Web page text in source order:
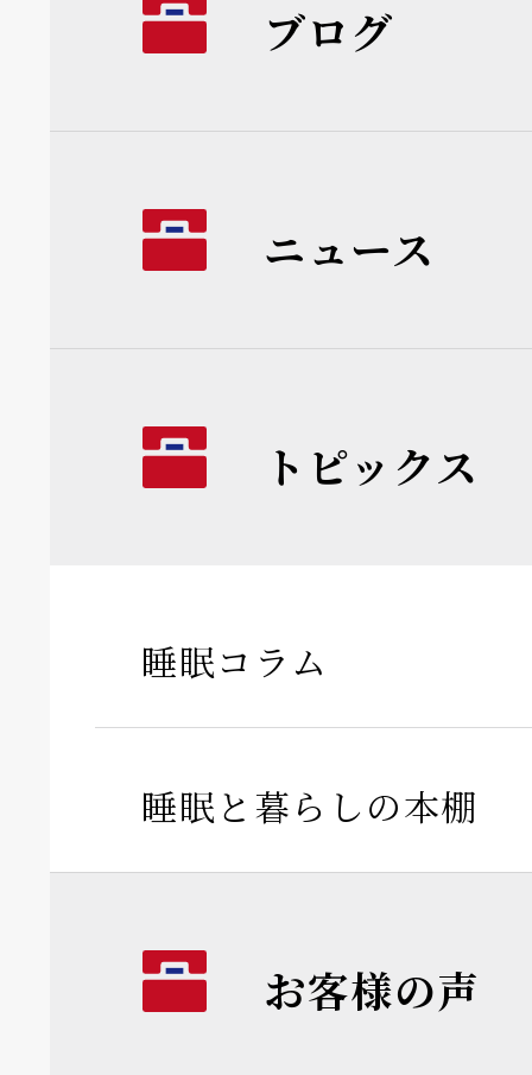
ブログ
ニュース
トピックス
睡眠コラム
睡眠と暮らしの本棚
お客様の声